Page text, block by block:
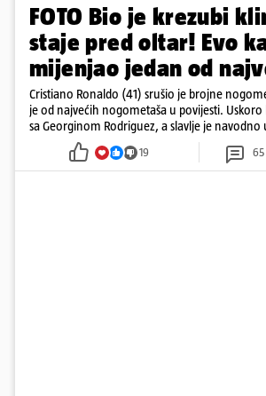
FOTO Bio je krezubi
staje pred oltar! Evo
mijenjao jedan od
Cristiano Ronaldo (41) srušio je brojne
je od najvećih nogometaša u povijesti. Uskoro
sa Georginom Rodriguez, a slavlje je navodno
19 65